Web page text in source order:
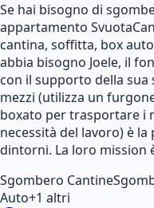
Se hai bisogno di
appartamento
cantina, soffitta, box
abbia bisogno Joele, il
con il supporto della sua
mezzi (utilizza un
boxato per trasportare i
necessità del lavoro) è
dintorni. La loro mission
Sgombero Cantine
Auto+1 altri